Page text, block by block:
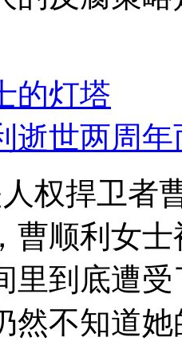
的灯塔
世两周年
权捍卫者
曹顺利女
里到底遭
然不知道